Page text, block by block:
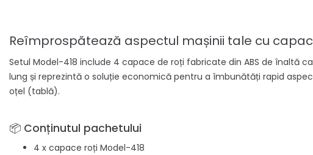
Reîmprospătează aspectul mașinii tale cu
Setul Model-418 include 4 capace de roți fabricate din ABS de înaltă
lung și reprezintă o soluție economică pentru a îmbunătăți rapid
oțel (tablă).
📦 Conținutul pachetului
4 x capace roți Model-418